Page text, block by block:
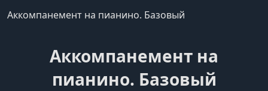
Аккомпанемент на пианино. Базовый
Аккомпанемент на
пианино. Базовый